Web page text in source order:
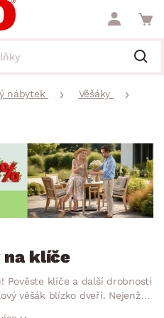
nábytek
Věšáky
na klíče
Pověste klíče a další drobnosti
věšák blízko dveří. Nejenže